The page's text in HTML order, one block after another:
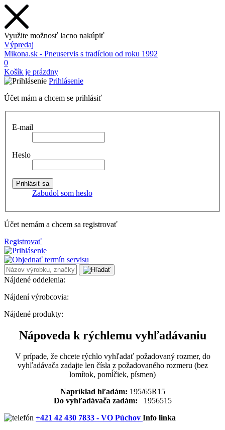
Využite možnosť lacno nakúpiť
Výpredaj
Mikona.sk - Pneuservis s tradíciou od roku 1992
0
Košík je prázdny
Prihlásenie
Účet mám a chcem se prihlásiť
E-mail
Heslo
Zabudol som heslo
Účet nemám a chcem sa registrovať
Registrovať
Nájdené oddelenia:
Nájdení výrobcovia:
Nájdené produkty:
Nápoveda k rýchlemu vyhľadávaniu
V prípade, že chcete rýchlo vyhľadať požadovaný rozmer, do
vyhľadávača zadajte len čísla z požadovaného rozmeru (bez
lomítok, pomĺčiek, písmen)
Napríklad hľadám: 195/65R15
Do vyhľadávača zadám: 1956515
+421 42 430 7833 - VO Púchov Info linka